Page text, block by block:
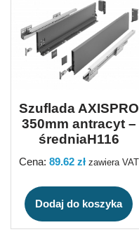
Szuflada AXISPRO
350mm antracyt –
średniaH116
Cena: 89.62 zł zawiera VAT
Dodaj do koszyka